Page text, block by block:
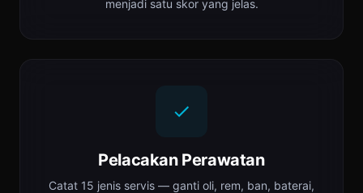
menjadi satu skor yang jelas.
Pelacakan Perawatan
Catat 15 jenis servis — ganti oli, rem, ban, baterai,